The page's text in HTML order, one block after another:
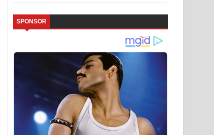
SPONSOR